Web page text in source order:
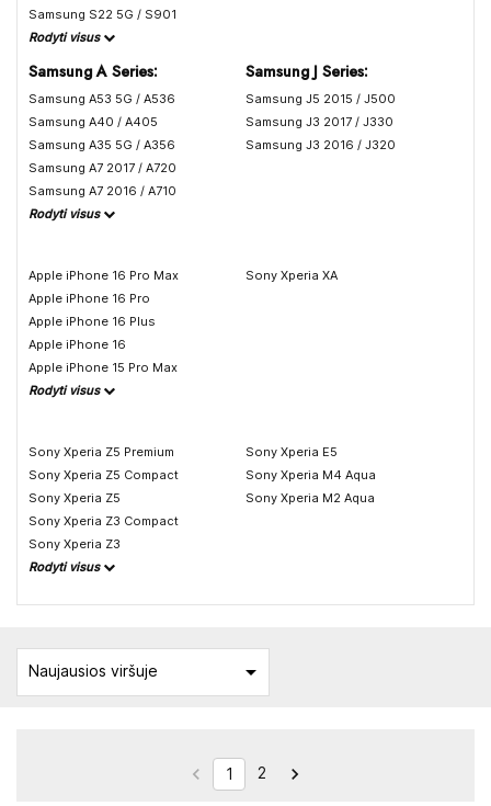
Samsung S22 5G / S901
Rodyti visus
Samsung A Series:
Samsung A53 5G / A536
Samsung A40 / A405
Samsung A35 5G / A356
Samsung A7 2017 / A720
Samsung A7 2016 / A710
Rodyti visus
Samsung J Series:
Samsung J5 2015 / J500
Samsung J3 2017 / J330
Samsung J3 2016 / J320
Apple iPhone 16 Pro Max
Apple iPhone 16 Pro
Apple iPhone 16 Plus
Apple iPhone 16
Apple iPhone 15 Pro Max
Rodyti visus
Sony Xperia XA
Sony Xperia Z5 Premium
Sony Xperia Z5 Compact
Sony Xperia Z5
Sony Xperia Z3 Compact
Sony Xperia Z3
Rodyti visus
Sony Xperia E5
Sony Xperia M4 Aqua
Sony Xperia M2 Aqua
Naujausios viršuje 
 1 2 